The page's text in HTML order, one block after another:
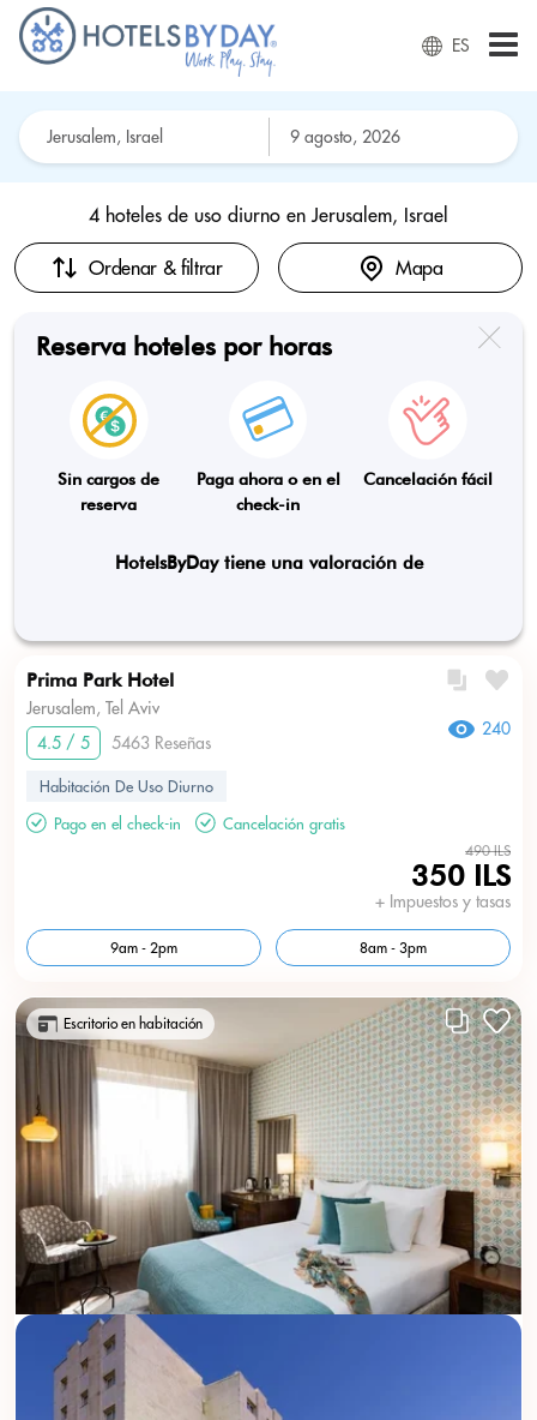
ES
4 hoteles de uso diurno enJerusalem, Israel
Ordenar & filtrar Mapa
Reserva hoteles por horas
Sin cargos de
reserva
Paga ahora o en el
check-in
Cancelación fácil
HotelsByDay tiene una valoración de
Prima Park Hotel
Jerusalem, Tel Aviv
4.5 / 5
5463 Reseñas
240
Habitación De Uso Diurno
Pago en el check-in
Cancelación gratis
490 ILS
350 ILS
+ Impuestos y tasas
9am - 2pm 8am - 3pm
Escritorio en habitación